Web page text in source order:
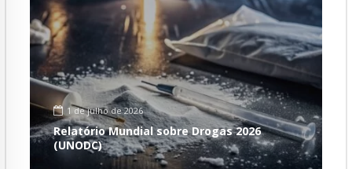
1 de julho de 2026
Relatório Mundial sobre Drogas 2026
(UNODC)